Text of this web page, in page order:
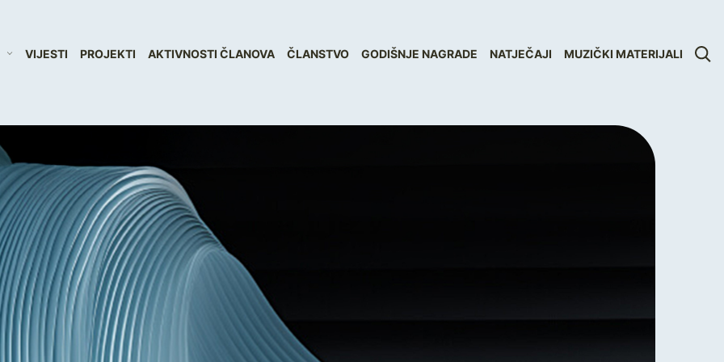
VIJESTI PROJEKTI AKTIVNOSTI ČLANOVA ČLANSTVO GODIŠNJE NAGRADE NATJEČAJI MUZIČKI MATERIJALI